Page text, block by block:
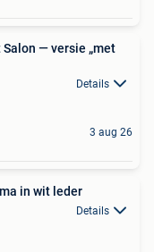
— versie „met
Details
3 aug 26
in wit leder
Details